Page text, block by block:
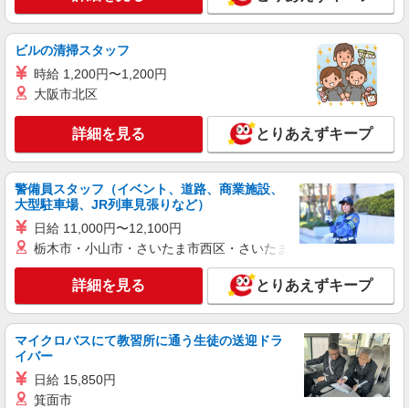
業時は別途時間外手当支給（超過1分〜）
SOMPOケア ラヴィーレ赤塚公園/5010aa1
介護スタッフ
【実務者研修】 月給：269,500円 年収例：364
支援特別手当、日祝手当（月平均2回分）、夜勤手
当（月平均5回分）等、毎月平均的に支払われる手
当を含みます。 ※居住支援特別手当は勤続5年目
までの方はさらに1万円支給（再入社は除く） ◎
賞与：基本給2.08ヶ月分/年支給 ◎残業時は別途時
間外手当支給（超過1分〜）
キープ 詳細を見る
正社員
そんぽの家 板橋徳丸/1007aa1
介護スタッフ
【実務者研修】 月給：269,500円 年収例：364
万円〜 【初任者研修・無資格】 月給：259,800円
年収例：351万円〜 ※職務手当、（東京都）居住
支援特別手当、日祝手当（月平均2回分）、夜勤手
当を含みます。 ※居住支援特別手当は勤続5年目
までの方はさらに1万円支給（再入社は除く） ◎
賞与：基本給2.08ヶ月分/年支給 ◎残業時は別途時
東京都板橋区徳丸6丁目1-11
キープ 詳細を見る
正社員
そんぽの家 板橋徳丸/1007aa1
ビルの清掃スタッフ
時給 1,200円〜1,200円
大阪市北区
詳細を見る とりあえずキープ
警備員スタッフ（イベント、道路、商業施設、
大型駐車場、JR列車見張りなど）
日給 11,000円〜12,100円
栃木市・小山市・さいたま市西区・さいたま市岩槻区・久喜市・
詳細を見る とりあえずキープ
マイクロバスにて教習所に通う生徒の送迎ドラ
イバー
日給 15,850円
箕面市